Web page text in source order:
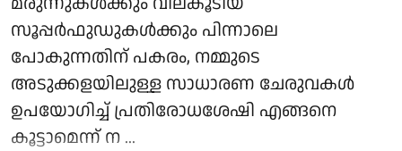
സൂപ്പർഫുഡുകൾക്കും പിന്നാലെ
പോകുന്നതിന് പകരം, നമ്മുടെ
അടുക്കളയിലുള്ള സാധാരണ ചേരുവകൾ
ഉപയോഗിച്ച് പ്രതിരോധശേഷി എങ്ങനെ
കൂട്ടാമെന്ന് ന ...